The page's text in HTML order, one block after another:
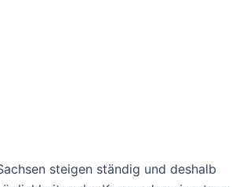
steigen ständig und deshalb